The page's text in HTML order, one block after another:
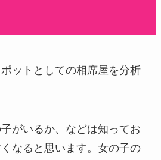
ットとしての相席屋を分析
がいるか、などは知ってお
なると思います。女の子の